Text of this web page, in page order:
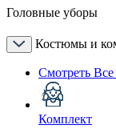
Головные уборы
Костюмы и
Смотреть
Комплект